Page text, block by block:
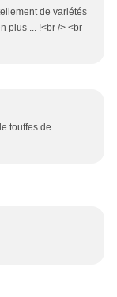
de variétés
plus ... !<br /> <br
touffes de